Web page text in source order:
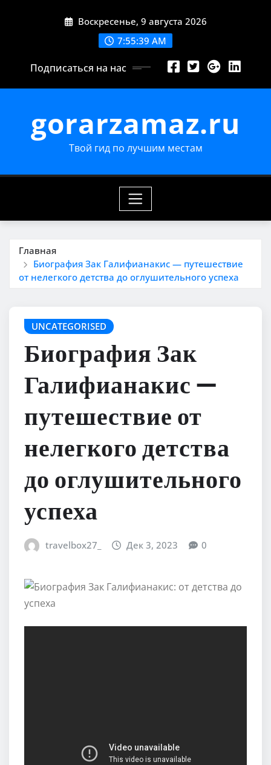
Воскресенье, 9 августа 2026
7:55:40 AM
Подписаться на нас
gorarzamaz.ru
Твой гид по лучшим местам
Главная
Биография Зак Галифианакис — путешествие
от нелегкого детства до оглушительного успеха
UNCATEGORISED
Биография Зак
Галифианакис —
путешествие от
нелегкого детства
до оглушительного
успеха
travelbox27_ Дек 3, 2023 0